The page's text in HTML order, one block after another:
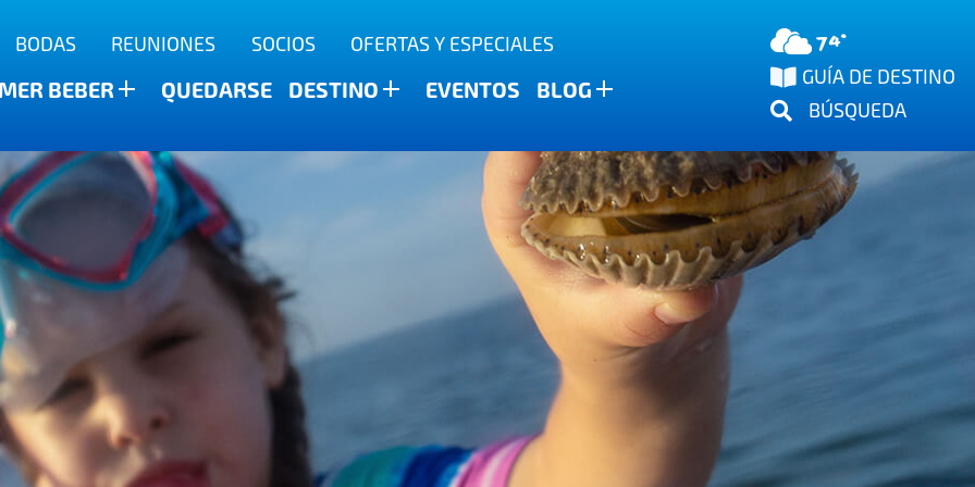
BODAS REUNIONES SOCIOS OFERTAS Y ESPECIALES
BEBER QUEDARSE DESTINO EVENTOS BLOG
74°
GUÍA DE DESTINO
BÚSQUEDA